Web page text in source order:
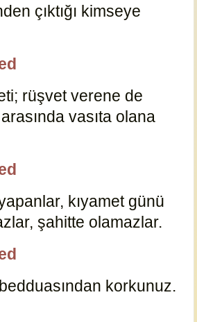
çıktığı kimseye
rüşvet verene de
vasıta olana
kıyamet günü
şahitte olamazlar.
korkunuz.